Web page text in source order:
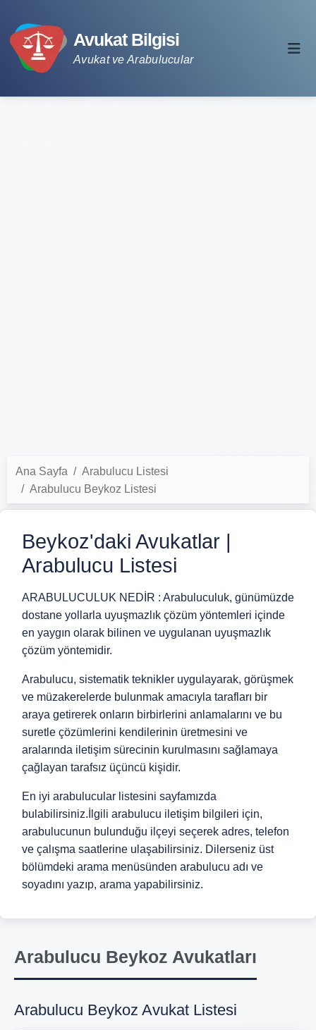
Avukat Bilgisi
Avukat ve Arabulucular
Ana Sayfa
Arabulucu Listesi
Arabulucu Beykoz Listesi
Beykoz'daki Avukatlar |
Arabulucu Listesi
ARABULUCULUK NEDİR : Arabuluculuk, günümüzde
dostane yollarla uyuşmazlık çözüm yöntemleri içinde
en yaygın olarak bilinen ve uygulanan uyuşmazlık
çözüm yöntemidir.
Arabulucu, sistematik teknikler uygulayarak, görüşmek
ve müzakerelerde bulunmak amacıyla tarafları bir
araya getirerek onların birbirlerini anlamalarını ve bu
suretle çözümlerini kendilerinin üretmesini ve
aralarında iletişim sürecinin kurulmasını sağlamaya
çağlayan tarafsız üçüncü kişidir.
En iyi arabulucular listesini sayfamızda
bulabilirsiniz.İlgili arabulucu iletişim bilgileri için,
arabulucunun bulunduğu ilçeyi seçerek adres, telefon
ve çalışma saatlerine ulaşabilirsiniz. Dilerseniz üst
bölümdeki arama menüsünden arabulucu adı ve
soyadını yazıp, arama yapabilirsiniz.
Arabulucu Beykoz Avukatları
Arabulucu Beykoz Avukat Listesi